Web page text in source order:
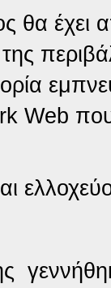
θα έχει
Web